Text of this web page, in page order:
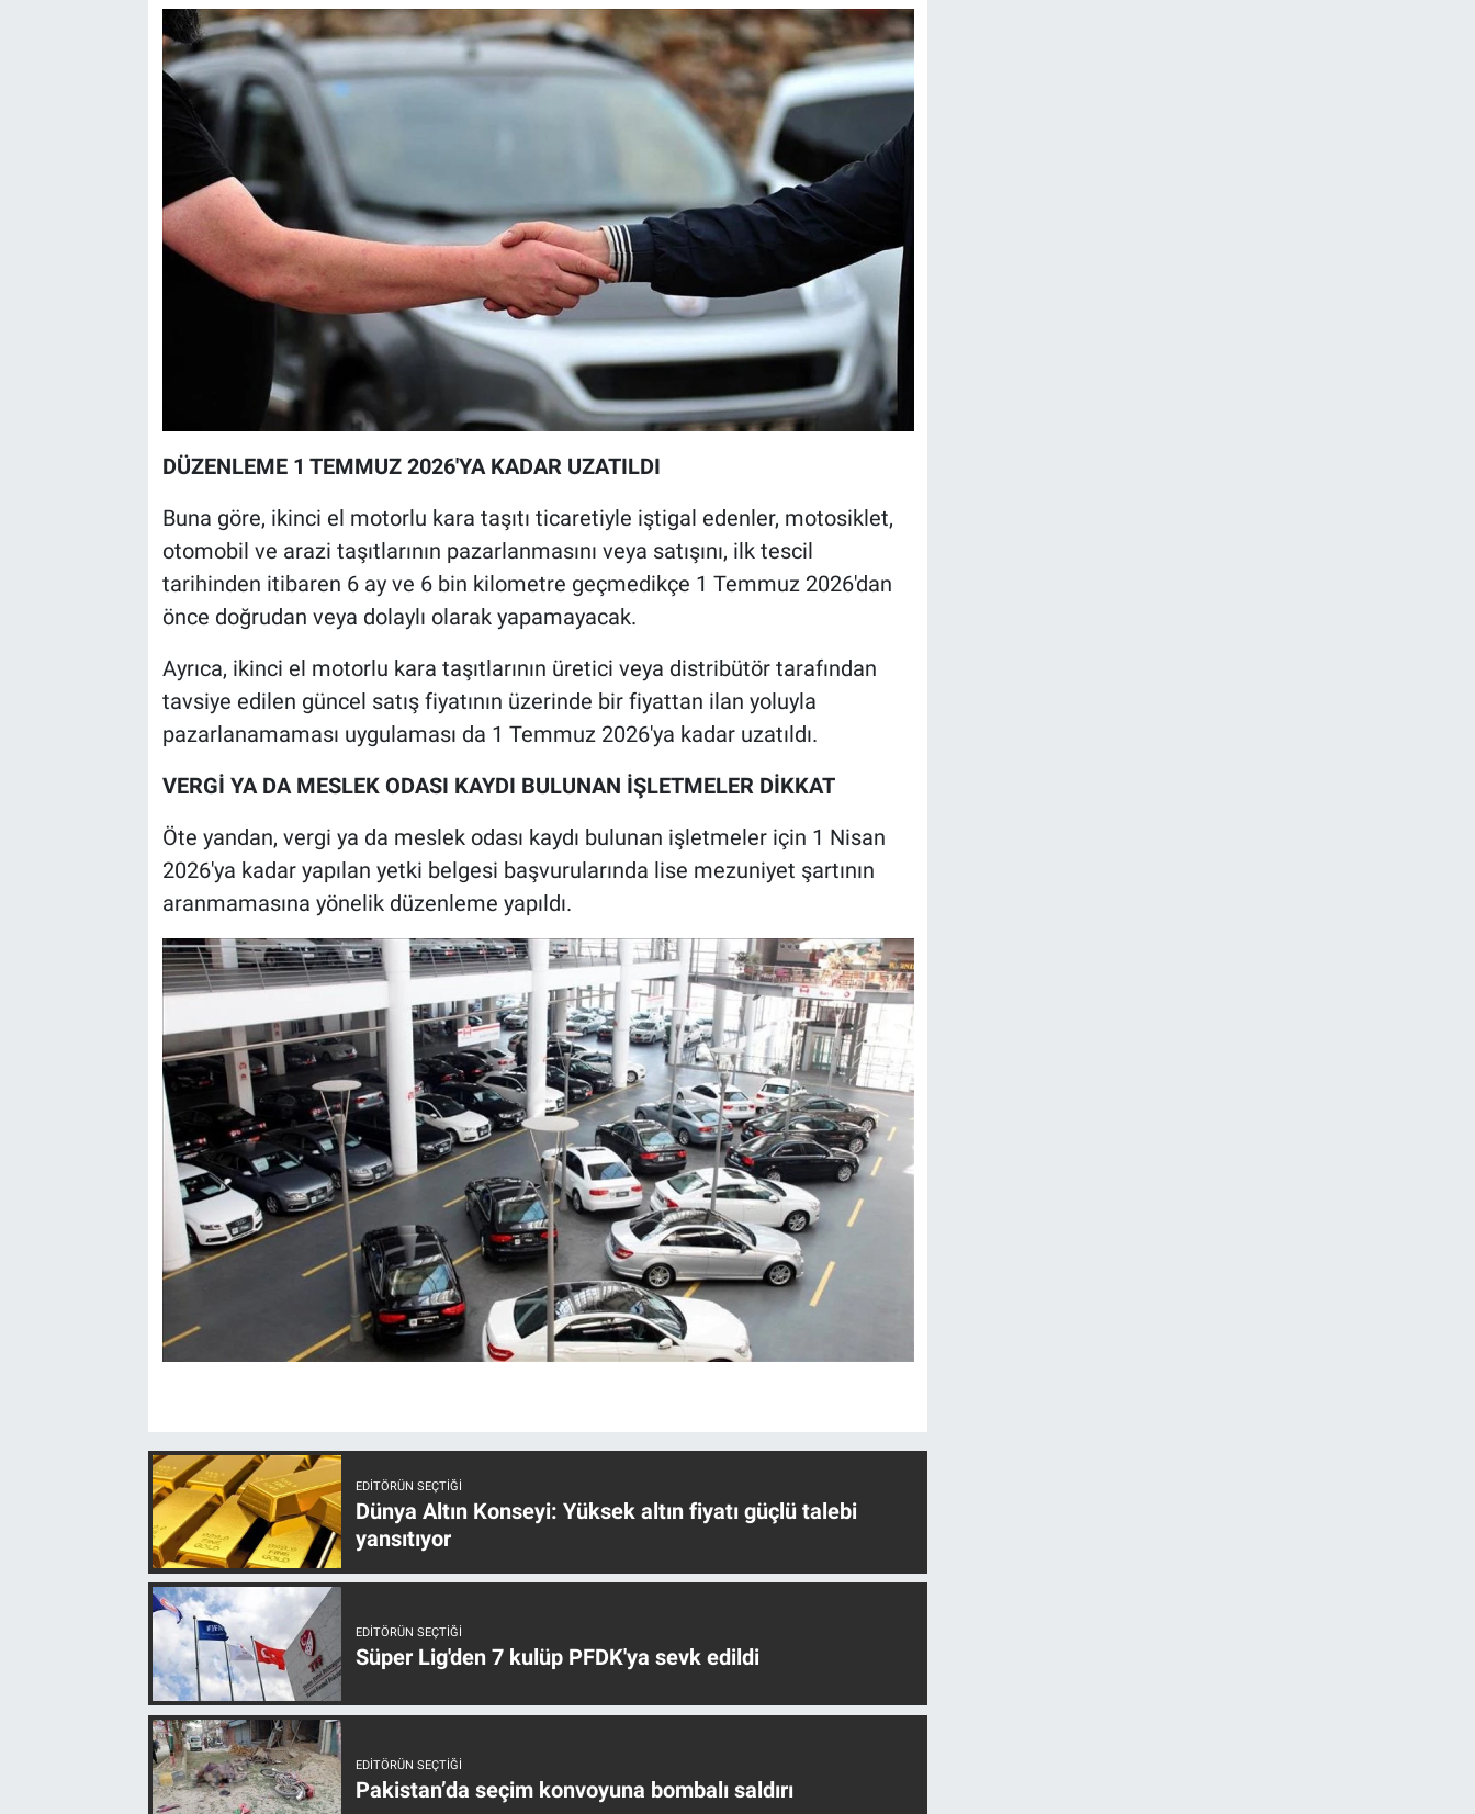
DÜZENLEME 1 TEMMUZ 2026'YA KADAR UZATILDI
Buna göre, ikinci el motorlu kara taşıtı ticaretiyle iştigal edenler, motosiklet,
otomobil ve arazi taşıtlarının pazarlanmasını veya satışını, ilk tescil
tarihinden itibaren 6 ay ve 6 bin kilometre geçmedikçe 1 Temmuz 2026'dan
önce doğrudan veya dolaylı olarak yapamayacak.
Ayrıca, ikinci el motorlu kara taşıtlarının üretici veya distribütör tarafından
tavsiye edilen güncel satış fiyatının üzerinde bir fiyattan ilan yoluyla
pazarlanamaması uygulaması da 1 Temmuz 2026'ya kadar uzatıldı.
VERGİ YA DA MESLEK ODASI KAYDI BULUNAN İŞLETMELER DİKKAT
Öte yandan, vergi ya da meslek odası kaydı bulunan işletmeler için 1 Nisan
2026'ya kadar yapılan yetki belgesi başvurularında lise mezuniyet şartının
aranmamasına yönelik düzenleme yapıldı.
EDITÖRÜN SEÇTIĞI
Dünya Altın Konseyi: Yüksek altın fiyatı güçlü talebi
yansıtıyor
EDITÖRÜN SEÇTIĞI
Süper Lig'den 7 kulüp PFDK'ya sevk edildi
EDITÖRÜN SEÇTIĞI
Pakistan’da seçim konvoyuna bombalı saldırı